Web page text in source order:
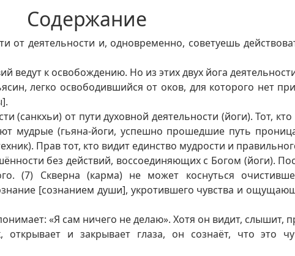
Содержание
деятельности и, одновременно, советуешь
ведут к освобождению. Но из этих двух йога
легко освободившийся от оков, для которого нет
(санкхьи) от пути духовной деятельности (йоги). Тот,
мудрые (гьяна-йоги, успешно прошедшие путь
Прав тот, кто видит единство мудрости и
без действий, воссоединяющих с Богом (йоги).
(7) Скверна (карма) не может коснуться
[сознанием души], укротившего чувства и
«Я сам ничего не делаю». Хотя он видит, слышит,
и закрывает глаза, он сознаёт, что это